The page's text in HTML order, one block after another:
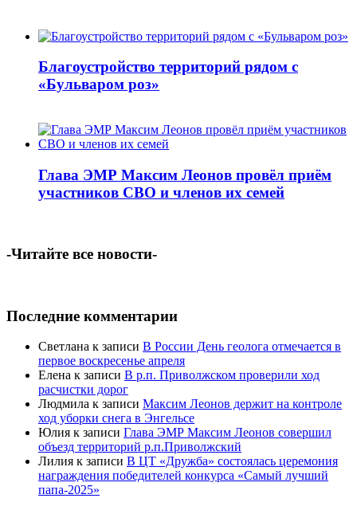
Благоустройство территорий рядом с
«Бульваром роз»
Глава ЭМР Максим Леонов провёл приём
участников СВО и членов их семей
-Читайте все новости-
Последние комментарии
Светлана к записи В России День геолога отмечается в
первое воскресенье апреля
Елена к записи В р.п. Приволжском проверили ход
расчистки дорог
Людмила к записи Максим Леонов держит на контроле
ход уборки снега в Энгельсе
Юлия к записи Глава ЭМР Максим Леонов совершил
объезд территорий р.п.Приволжский
Лилия к записи В ЦТ «Дружба» состоялась церемония
награждения победителей конкурса «Самый лучший
папа-2025»